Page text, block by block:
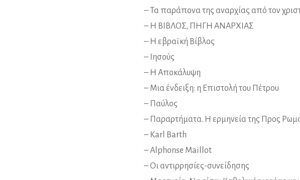
– Τα παράπονα της αναρχίας από τον
– Η ΒΙΒΛΟΣ, ΠΗΓΗ ΑΝΑΡΧΙΑΣ
– Η εβραϊκή Βίβλος
– Ιησούς
– Η Αποκάλυψη
– Μια ένδειξη: η Επιστολή του Πέτρου
– Παύλος
– Παραρτήματα. Η ερμηνεία της Προς
– Karl Barth
– Alphonse Maillot
– Οι αντιρρησίες-συνείδησης